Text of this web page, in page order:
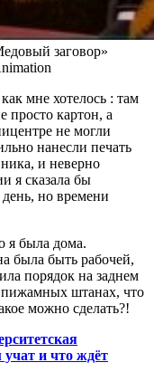
заговор»
мне хотелось : там
просто картон, а
не могли
нанесли печать
и неверно
я сказала бы
но времени
я была дома.
была быть рабочей,
порядок на заднем
пижамных штанах, что
можно сделать?!
и что ждёт